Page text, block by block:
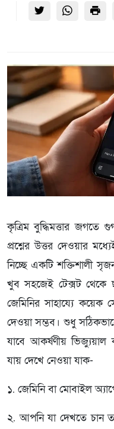
কৃত্রিম বুদ্ধিমত্তার
প্রশ্নের উত্তর দেওয়ার
নিচ্ছে একটি শক্তিশালী
খুব সহজেই টেক্সট থেকে
জেমিনির সাহায্যে কয়েক
দেওয়া সম্ভব। শুধু
যাবে আকর্ষণীয়
যায় দেখে নেওয়া যাক-
১. জেমিনি বা মোবাইল
২. আপনি যা দেখতে চান